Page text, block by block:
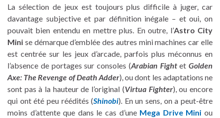
La sélection de jeux est toujours plus difficile à juger, car
davantage subjective et par définition inégale – et oui, on
pouvait bien entendu en mettre plus. En outre, l’Astro City
Mini se démarque d’emblée des autres mini machines car elle
est centrée sur les jeux d’arcade, parfois plus méconnus en
l’absence de portages sur consoles (Arabian Fightet Golden
Axe: The Revenge of Death Adder), ou dont les adaptations ne
sont pas à la hauteur de l’original (Virtua Fighter), ou encore
qui ont été peu réédités (Shinobi). En un sens, on a peut-être
moins d’attente que dans le cas d’une Mega Drive Mini ou